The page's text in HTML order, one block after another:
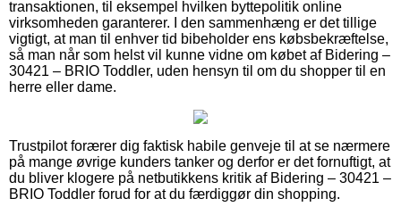
transaktionen, til eksempel hvilken byttepolitik online
virksomheden garanterer. I den sammenhæng er det tillige
vigtigt, at man til enhver tid bibeholder ens købsbekræftelse,
så man når som helst vil kunne vidne om købet af Bidering –
30421 – BRIO Toddler, uden hensyn til om du shopper til en
herre eller dame.
Trustpilot forærer dig faktisk habile genveje til at se nærmere
på mange øvrige kunders tanker og derfor er det fornuftigt, at
du bliver klogere på netbutikkens kritik af Bidering – 30421 –
BRIO Toddler forud for at du færdiggør din shopping.